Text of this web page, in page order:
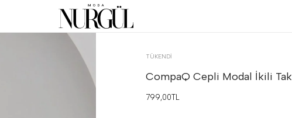
TÜKENDI
CompaQ Cepli Modal İkili
799,00TL